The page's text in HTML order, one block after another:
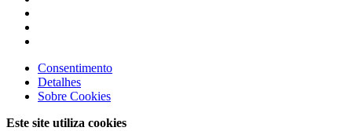
Consentimento
Detalhes
Sobre Cookies
Este site utiliza cookies